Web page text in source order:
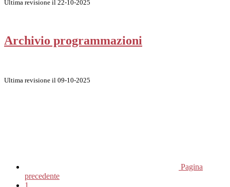
Ultima revisione il 22-10-2025
Archivio programmazioni
Ultima revisione il 09-10-2025
Pagina
precedente